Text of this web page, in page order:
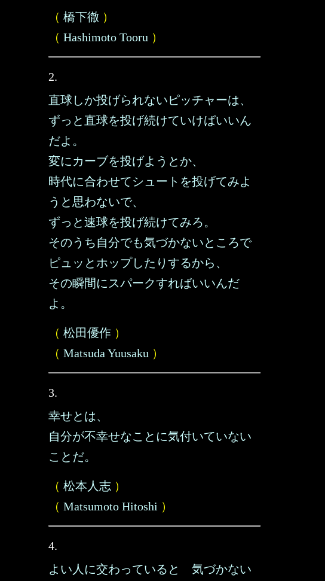
（ 橋下徹 ）
（ Hashimoto Tooru ）
2.
直球しか投げられないピッチャーは、
ずっと直球を投げ続けていけばいいん
だよ。
変にカーブを投げようとか、
時代に合わせてシュートを投げてみよ
うと思わないで、
ずっと速球を投げ続けてみろ。
そのうち自分でも気づかないところで
ピュッとホップしたりするから、
その瞬間にスパークすればいいんだ
よ。
（ 松田優作 ）
（ Matsuda Yuusaku ）
3.
幸せとは、
自分が不幸せなことに気付いていない
ことだ。
（ 松本人志 ）
（ Matsumoto Hitoshi ）
4.
よい人に交わっていると 気づかない